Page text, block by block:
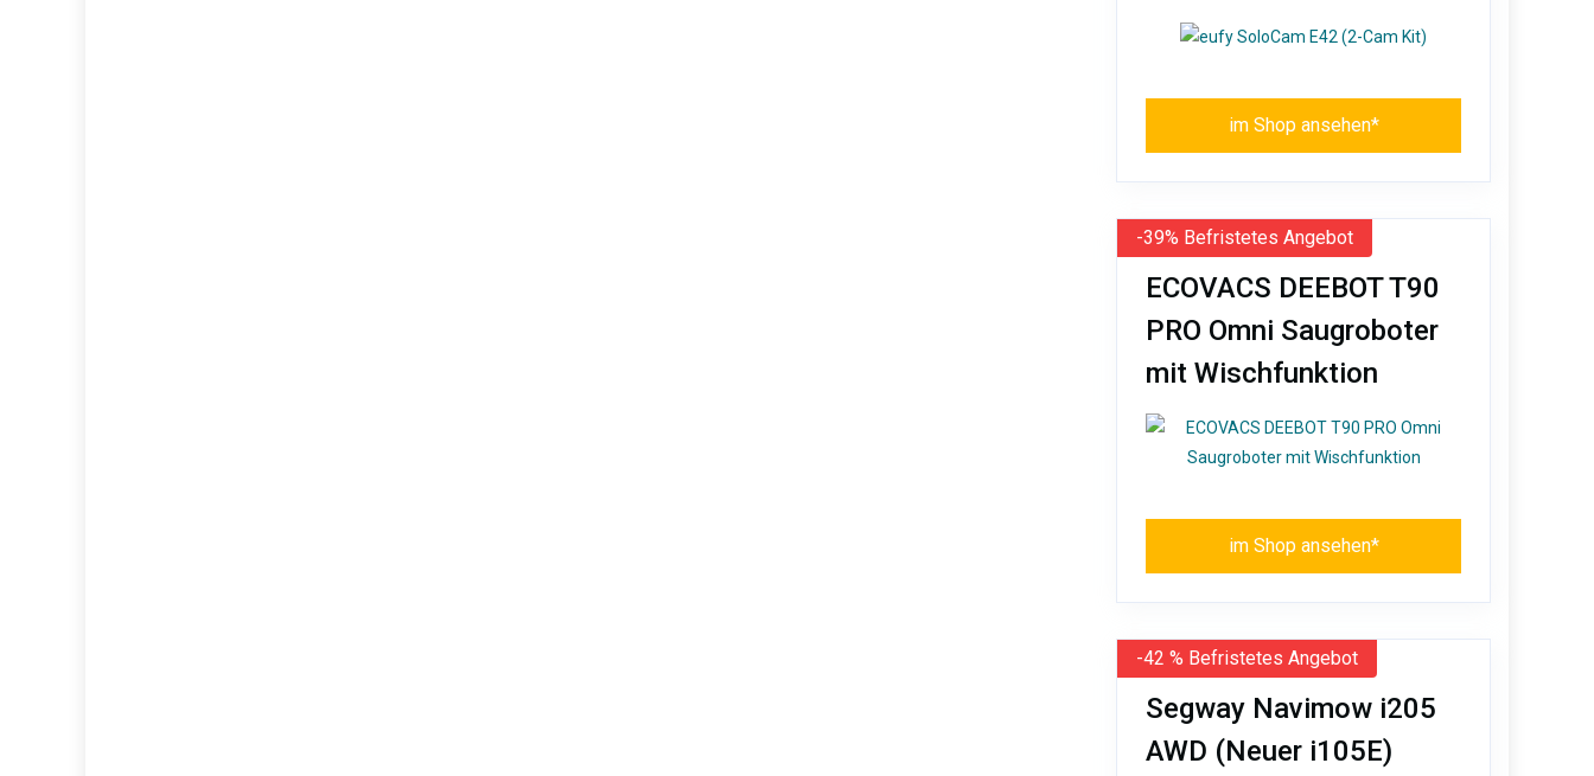
im Shop ansehen*
-39% Befristetes Angebot
ECOVACS DEEBOT T90
PRO Omni Saugroboter
mit Wischfunktion
im Shop ansehen*
-42 % Befristetes Angebot
Segway Navimow i205
AWD (Neuer i105E)